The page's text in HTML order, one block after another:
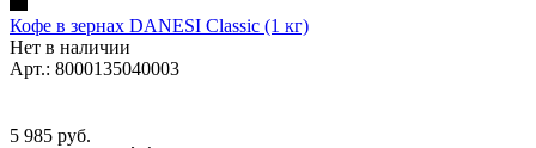
Кофе в зернах DANESI Classic (1 кг)
Нет в наличии
Арт.: 8000135040003
5 985 руб.